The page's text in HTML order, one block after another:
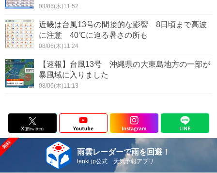
08/06(木)11:52
近畿は台風13号の間接的な影響 8日頃まで高波
に注意 40℃に迫る暑さの所も
08/06(木)11:24
【速報】台風13号 沖縄県の大東島地方の一部が
暴風域に入りました
08/06(木)11:13
雨雲レーダーで雨を回避！
tenki.jp公式 天気予報アプリ